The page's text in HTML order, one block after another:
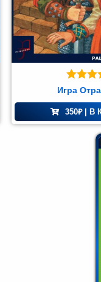
Оценка
из 5
Игра
350₽ | В